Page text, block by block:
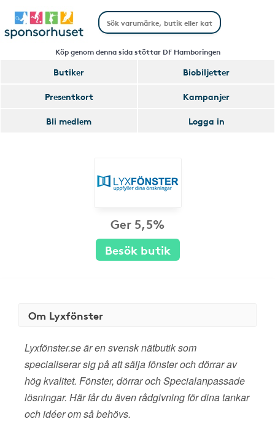
Köp genom denna sida stöttar DF Hamboringen
Butiker
Biobiljetter
Presentkort
Kampanjer
Bli medlem
Logga in
Ger 5,5%
Besök butik
Om Lyxfönster
Lyxfönster.se är en svensk nätbutik som
specialiserar sig på att sälja fönster och dörrar av
hög kvalitet. Fönster, dörrar och Specialanpassade
lösningar. Här får du även rådgivning för dina tankar
och idéer om så behövs.